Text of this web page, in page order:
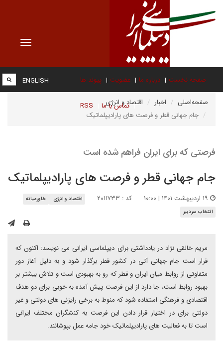
Toggle
صفحه نخست درباره ما عضویت پیوند ها
تماس با ما RSS
ENGLISH
صفحه‌اصلی اخبار
اقتصاد و انرژی
جام جهانی قطر و فرصت های پارادیپلماتیک
فرصتی که برای ایران فراهم شده است
جام جهانی قطر و فرصت های پارادیپلماتیک
کد : ۲۰۱۱۷۳۳ اقتصاد و انرژی
خاورمیانه
انتخاب سردبیر
مریم خالقی نژاد در یادداشتی برای دیپلماسی ایرانی می نویسد: اکنون که
قرار است جام جهانی آتی در کشور قطر برگذار شود و به دلیل آغاز دور
متفاوتی از روابط میان ایران و قطر که رو به بهبودی است و تلاش بیشتر بر
بهبود روابط است، جا دارد از این فرصت پیش آمده به خوبی برای دو هدف
اقتصادی و فرهنگی استفاده شود که منوط به برخی رایزنی های دولتی و غیر
دولتی برای در اختیار قرار دادن این فرصت به کنشگران مختلف ایرانی
است تا به فعالیت های پارادیپلماتیک خود جامه عمل بپوشانند.